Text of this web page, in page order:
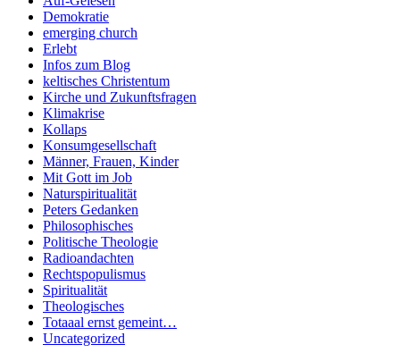
Demokratie
emerging church
Erlebt
Infos zum Blog
keltisches Christentum
Kirche und Zukunftsfragen
Klimakrise
Kollaps
Konsumgesellschaft
Männer, Frauen, Kinder
Mit Gott im Job
Naturspiritualität
Peters Gedanken
Philosophisches
Politische Theologie
Radioandachten
Rechtspopulismus
Spiritualität
Theologisches
Totaaal ernst gemeint…
Uncategorized